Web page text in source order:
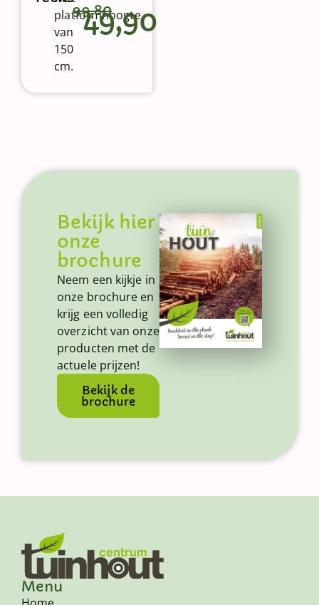
platformhoogte
van
150
cm.
99,80
49,90
Bekijk hier
onze
brochure
Neem een kijkje in
onze brochure en
krijg een volledig
overzicht van onze
producten met de
actuele prijzen!
Bekijk de
brochure
Menu